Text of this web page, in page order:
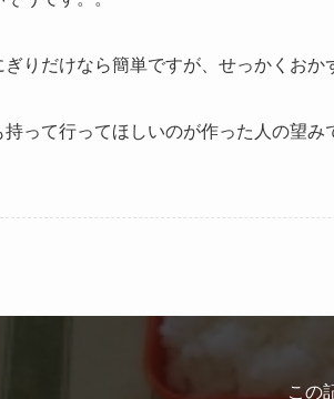
ぎりだけなら簡単ですが、せっかくおか
持って行ってほしいのが作った人の望み
この